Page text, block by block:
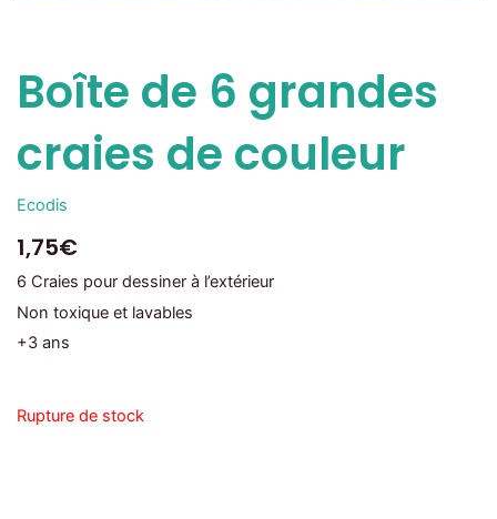
Boîte de 6 grandes
craies de couleur
Ecodis
1,75€
6 Craies pour dessiner à l’extérieur
Non toxique et lavables
+3 ans
Rupture de stock